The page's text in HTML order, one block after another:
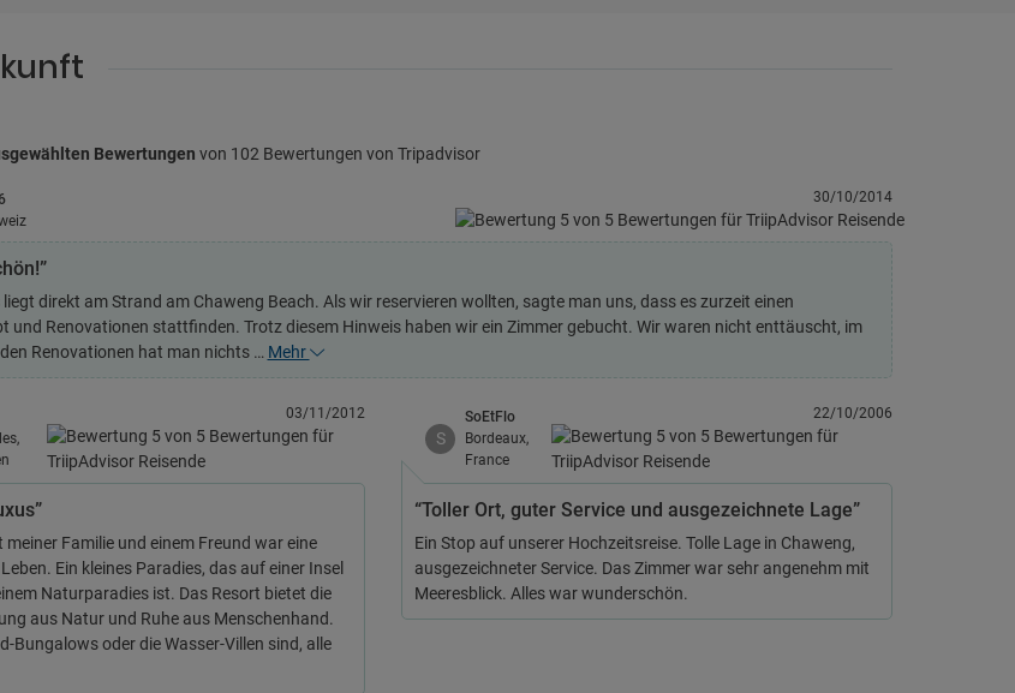
Bewertungen von 102 Bewertungen von Tripadvisor
30/10/2014
liegt direkt am Strand am Chaweng Beach. Als wir reservieren wollten, sagte man uns, dass es zurzeit einen
und Renovationen stattfinden. Trotz diesem Hinweis haben wir ein Zimmer gebucht. Wir waren nicht enttäuscht, im
Renovationen hat man nichts … Mehr
03/11/2012
meiner Familie und einem Freund war eine
Ein kleines Paradies, das auf einer Insel
Naturparadies ist. Das Resort bietet die
aus Natur und Ruhe aus Menschenhand.
Bungalows oder die Wasser-Villen sind, alle
S
SoEtFlo
Bordeaux,
France
22/10/2006
“Toller Ort, guter Service und ausgezeichnete Lage”
Ein Stop auf unserer Hochzeitsreise. Tolle Lage in Chaweng,
ausgezeichneter Service. Das Zimmer war sehr angenehm mit
Meeresblick. Alles war wunderschön.